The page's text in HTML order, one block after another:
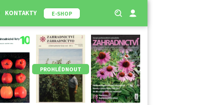
KONTAKTY E-SHOP
PROHLÉDNOUT